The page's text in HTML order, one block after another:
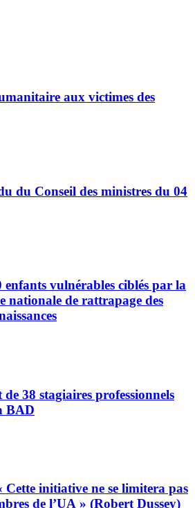
aux victimes des
du Conseil des ministres du 04
enfants vulnérables ciblés par la
nationale de rattrapage des
38 stagiaires professionnels
BAD
initiative ne se limitera pas
de l’UA » (Robert Dussey)